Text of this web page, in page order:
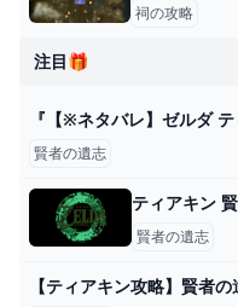
祠の攻略
注目🎁
賢者の遺志
ティアキン
賢者の遺志